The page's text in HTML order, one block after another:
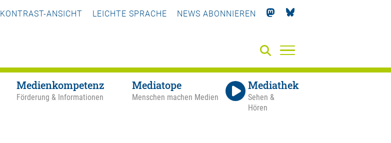
KONTRAST-ANSICHT LEICHTE SPRACHE NEWS ABONNIEREN
Medienkompetenz
Förderung & Informationen
Mediatope
Menschen machen Medien
Mediathek
Sehen &
Hören